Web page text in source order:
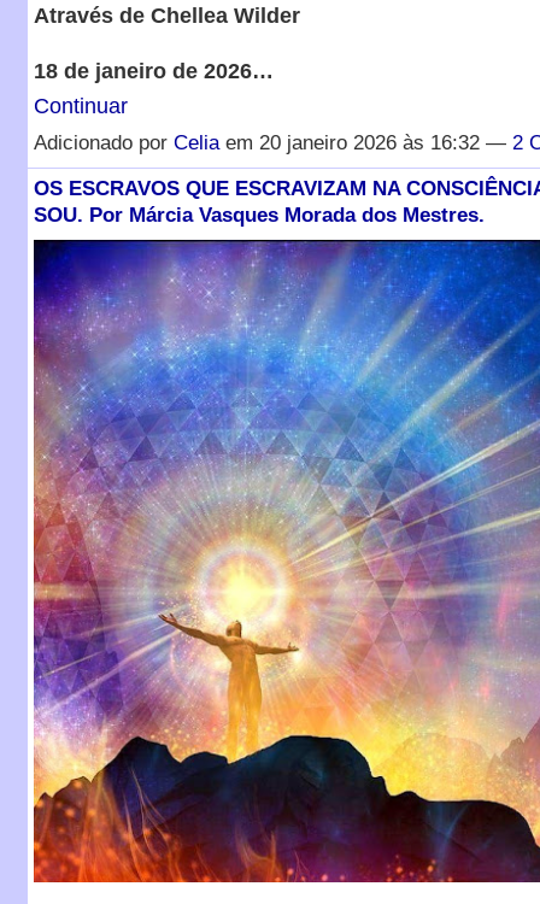
Através de Chellea Wilder
18 de janeiro de 2026…
Continuar
Adicionado por Celiaem 20 janeiro 2026 às 16:32 — 2
OS ESCRAVOS QUE ESCRAVIZAM NA
SOU. Por Márcia Vasques Morada dos Mestres.